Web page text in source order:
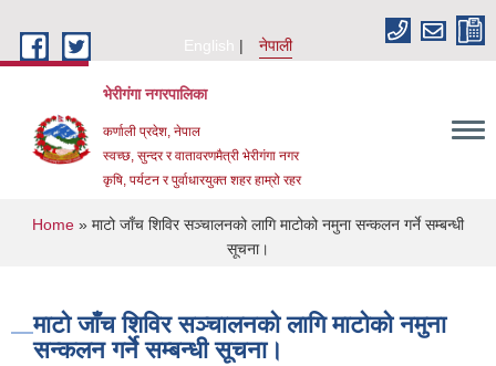
English
नेपाली
भेरीगंगा नगरपालिका
कर्णाली प्रदेश, नेपाल
स्वच्छ, सुन्दर र वातावरणमैत्री भेरीगंगा नगर
कृषि, पर्यटन र पुर्वाधारयुक्त शहर हाम्रो रहर
You are here
Home » माटो जाँच शिविर सञ्चालनको लागि माटोको नमुना सन्कलन गर्ने सम्बन्धी
सूचना।
माटो जाँच शिविर सञ्चालनको लागि माटोको नमुना
सन्कलन गर्ने सम्बन्धी सूचना।